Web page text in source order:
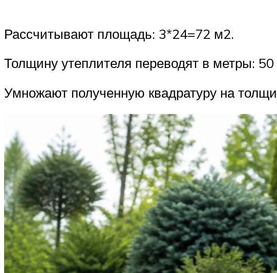
Рассчитывают площадь: 3*24=72 м2.
Толщину утеплителя переводят в метры:
Умножают полученную квадратуру на